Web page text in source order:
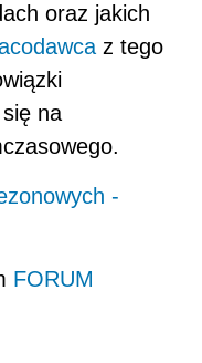
oraz jakich
z tego
na
-
FORUM